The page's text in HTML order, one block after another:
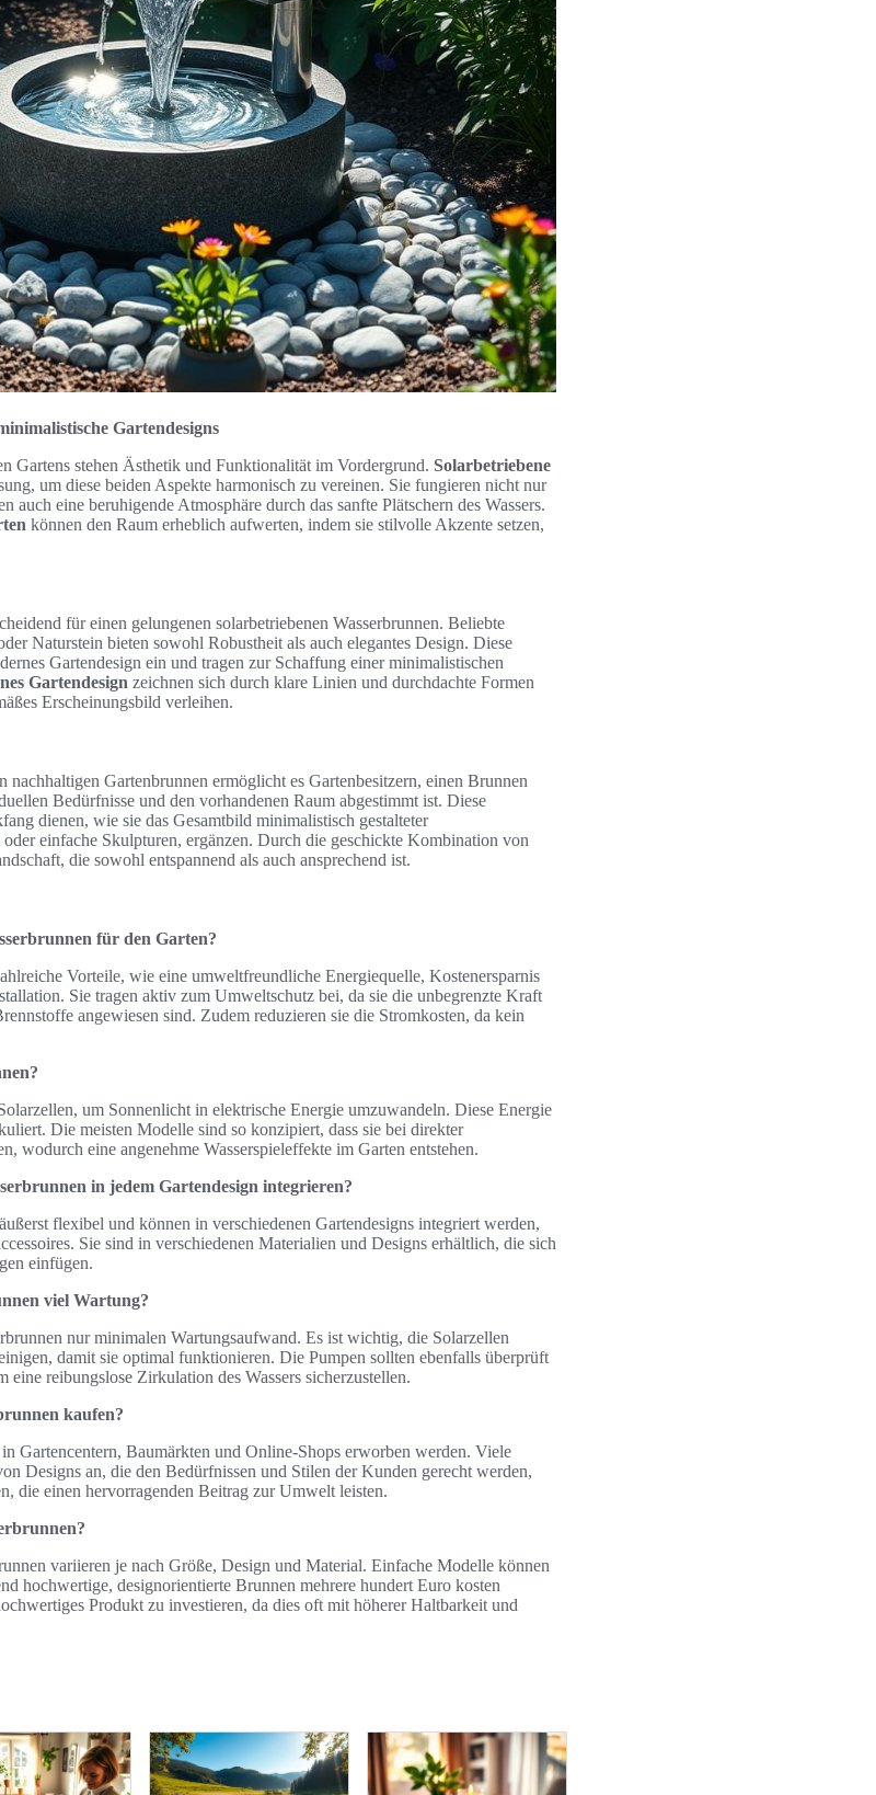
Gartendesigns
Gartens stehen Ästhetik und Funktionalität im Vordergrund. Solarbetriebene
um diese beiden Aspekte harmonisch zu vereinen. Sie fungieren nicht nur
auch eine beruhigende Atmosphäre durch das sanfte Plätschern des Wassers.
können den Raum erheblich aufwerten, indem sie stilvolle Akzente setzen,
für einen gelungenen solarbetriebenen Wasserbrunnen. Beliebte
Naturstein bieten sowohl Robustheit als auch elegantes Design. Diese
Gartendesign ein und tragen zur Schaffung einer minimalistischen
Gartendesign zeichnen sich durch klare Linien und durchdachte Formen
Erscheinungsbild verleihen.
Gartenbrunnen ermöglicht es Gartenbesitzern, einen Brunnen
Bedürfnisse und den vorhandenen Raum abgestimmt ist. Diese
dienen, wie sie das Gesamtbild minimalistisch gestalteter
einfache Skulpturen, ergänzen. Durch die geschickte Kombination von
die sowohl entspannend als auch ansprechend ist.
für den Garten?
Vorteile, wie eine umweltfreundliche Energiequelle, Kostenersparnis
Sie tragen aktiv zum Umweltschutz bei, da sie die unbegrenzte Kraft
angewiesen sind. Zudem reduzieren sie die Stromkosten, da kein
um Sonnenlicht in elektrische Energie umzuwandeln. Diese Energie
Die meisten Modelle sind so konzipiert, dass sie bei direkter
wodurch eine angenehme Wasserspieleffekte im Garten entstehen.
in jedem Gartendesign integrieren?
flexibel und können in verschiedenen Gartendesigns integriert werden,
Sie sind in verschiedenen Materialien und Designs erhältlich, die sich
einfügen.
viel Wartung?
nur minimalen Wartungsaufwand. Es ist wichtig, die Solarzellen
damit sie optimal funktionieren. Die Pumpen sollten ebenfalls überprüft
eine reibungslose Zirkulation des Wassers sicherzustellen.
kaufen?
Gartencentern, Baumärkten und Online-Shops erworben werden. Viele
Designs an, die den Bedürfnissen und Stilen der Kunden gerecht werden,
die einen hervorragenden Beitrag zur Umwelt leisten.
variieren je nach Größe, Design und Material. Einfache Modelle können
hochwertige, designorientierte Brunnen mehrere hundert Euro kosten
Produkt zu investieren, da dies oft mit höherer Haltbarkeit und